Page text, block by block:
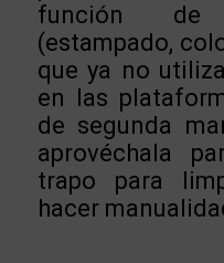
función de
(estampado,
que ya no
en las
de segunda
aprovéchala
trapo para
hacer